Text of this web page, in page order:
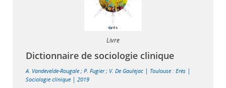
Livre
Dictionnaire de sociologie clinique
A. Vandevelde-Rougale ; P. Fugier; V. De Gaulejac | Toulouse : Erès |
Sociologie clinique | 2019